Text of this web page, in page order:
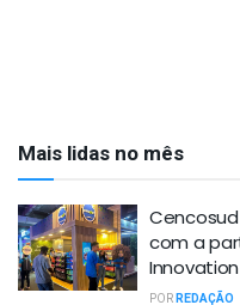
Mais lidas no mês
com a
PORREDAÇÃO